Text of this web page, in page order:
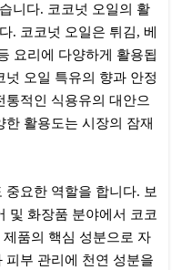
니다. 코코넛 오일의 활
. 코코넛 오일은 튀김, 베
요리에 다양하게 활용됩
오일 특유의 향과 안정
통적인 식용유의 대안으
활용도는 시장의 잠재
중요한 역할을 합니다. 보
및 화장품 분야에서 코코
품의 핵심 성분으로 자
피부 관리에 천연 성분을